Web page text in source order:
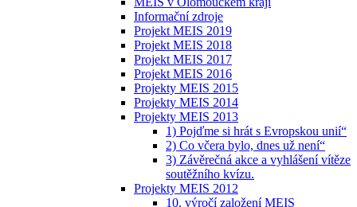
Informační zdroje
Projekt MEIS 2019
Projekt MEIS 2018
Projekt MEIS 2017
Projekt MEIS 2016
Projekty MEIS 2015
Projekty MEIS 2014
Projekty MEIS 2013
1) Pojďme si hrát s Evropskou unií“
2) Co včera bylo, dnes už není“
3) Závěrečná akce a vyhlášení vítěze
soutěžního kvízu.
Projekty MEIS 2012
10. výročí založení MEIS